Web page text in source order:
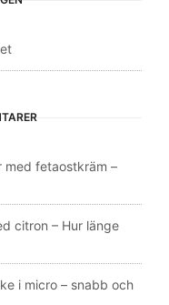
med fetaostkräm –
citron – Hur länge
i micro – snabb och